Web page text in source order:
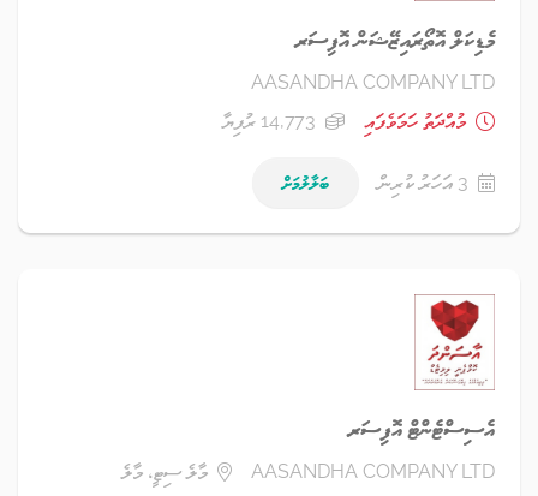
މެޑިކަލް އޮތޯރައިޒޭޝަން އޮފިސަރ
AASANDHA COMPANY LTD
މުއްދަތު ހަމަވެފައި
14,773 ރުފިޔާ
3 އަހަރު ކުރިން ބަލާލުމަށް
އެސިސްޓެންޓް އޮފިސަރ
AASANDHA COMPANY LTD
މާލެ ސިޓީ، މާލެ